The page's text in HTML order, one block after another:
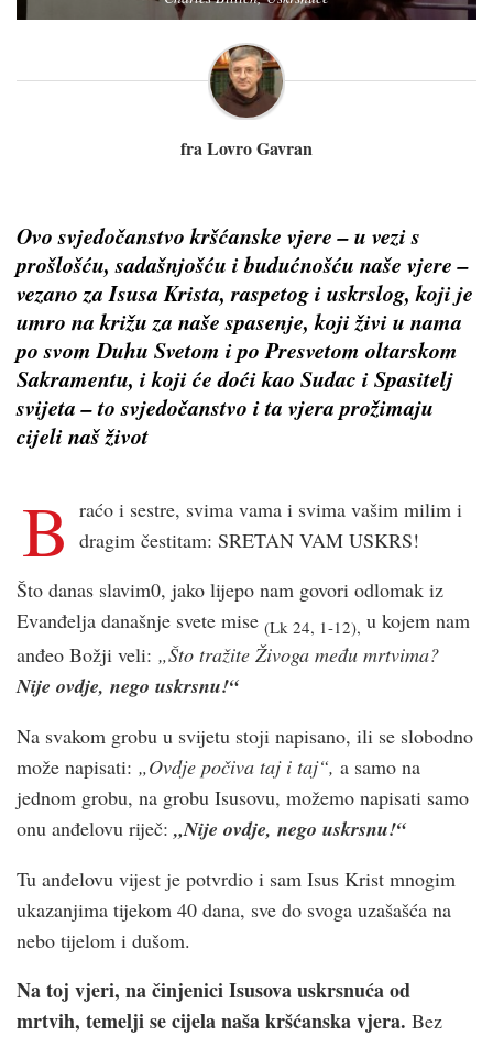
fra Lovro Gavran
Ovo svjedočanstvo kršćanske vjere – u vezi s
prošlošću, sadašnjošću i budućnošću naše vjere –
vezano za Isusa Krista, raspetog i uskrslog, koji je
umro na križu za naše spasenje, koji živi u nama
po svom Duhu Svetom i po Presvetom oltarskom
Sakramentu, i koji će doći kao Sudac i Spasitelj
svijeta – to svjedočanstvo i ta vjera prožimaju
cijeli naš život
B raćo i sestre, svima vama i svima vašim milim i
dragim čestitam: SRETAN VAM USKRS!
Što danas slavim0, jako lijepo nam govori odlomak iz
Evanđelja današnje svete mise (Lk 24, 1-12), u kojem nam
anđeo Božji veli: „Što tražite Živoga među mrtvima?
Nije ovdje, nego uskrsnu!“
Na svakom grobu u svijetu stoji napisano, ili se slobodno
može napisati: „Ovdje počiva taj i taj“, a samo na
jednom grobu, na grobu Isusovu, možemo napisati samo
onu anđelovu riječ: „Nije ovdje, nego uskrsnu!“
Tu anđelovu vijest je potvrdio i sam Isus Krist mnogim
ukazanjima tijekom 40 dana, sve do svoga uzašašća na
nebo tijelom i dušom.
Na toj vjeri, na činjenici Isusova uskrsnuća od
mrtvih, temelji se cijela naša kršćanska vjera. Bez